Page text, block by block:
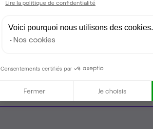
Espace extérieur
Lire la politique de confidentialité
Voici pourquoi nous utilisons des cookies.
Nos cookies
Consentements certifiés par
Fermer Je choisis